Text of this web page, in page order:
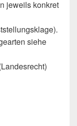
jeweils konkret
siehe